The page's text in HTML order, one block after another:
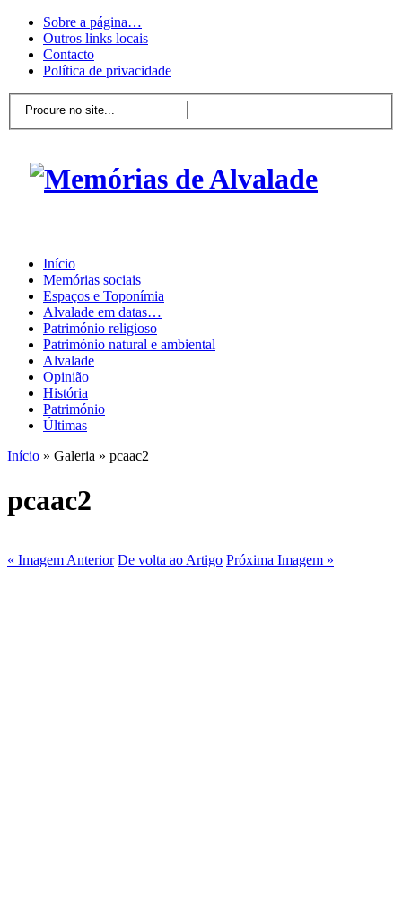
Sobre a página…
Outros links locais
Contacto
Política de privacidade
Início
Memórias sociais
Espaços e Toponímia
Alvalade em datas…
Património religioso
Património natural e ambiental
Alvalade
Opinião
História
Património
Últimas
Início » Galeria » pcaac2
pcaac2
« Imagem Anterior De volta ao Artigo Próxima Imagem »